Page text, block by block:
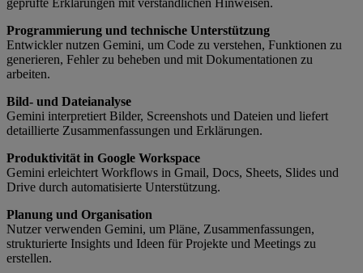
geprüfte Erklärungen mit verständlichen Hinweisen.
Programmierung und technische Unterstützung
Entwickler nutzen Gemini, um Code zu verstehen, Funktionen zu
generieren, Fehler zu beheben und mit Dokumentationen zu
arbeiten.
Bild- und Dateianalyse
Gemini interpretiert Bilder, Screenshots und Dateien und liefert
detaillierte Zusammenfassungen und Erklärungen.
Produktivität in Google Workspace
Gemini erleichtert Workflows in Gmail, Docs, Sheets, Slides und
Drive durch automatisierte Unterstützung.
Planung und Organisation
Nutzer verwenden Gemini, um Pläne, Zusammenfassungen,
strukturierte Insights und Ideen für Projekte und Meetings zu
erstellen.